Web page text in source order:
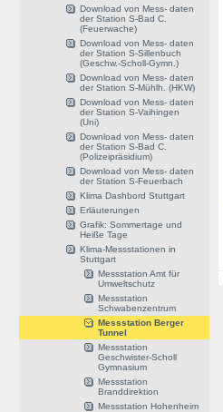
Download von Mess- daten
der Station S-Bad C.
(Feuerwache)
Download von Mess- daten
der Station S-Sillenbuch
(Geschw.-Scholl-Gymn.)
Download von Mess- daten
der Station S-Mühlh. (HKW)
Download von Mess- daten
der Station S-Vaihingen
(Uni)
Download von Mess- daten
der Station S-Bad C.
(Polizeipräsidium)
Download von Mess- daten
der Station S-Feuerbach
Klima Dashbord Stuttgart
Erläuterungen
Grafik: Sommertage und
Heiße Tage
Klima-Messstationen in
Stuttgart
Messstation Amt für
Umweltschutz
Messstation
Schwabenzentrum
Messstation Berger
Tunnel
Messstation
Geschwister-Scholl
Gymnasium
Messstation
Branddirektion
Messstation Hohenheim